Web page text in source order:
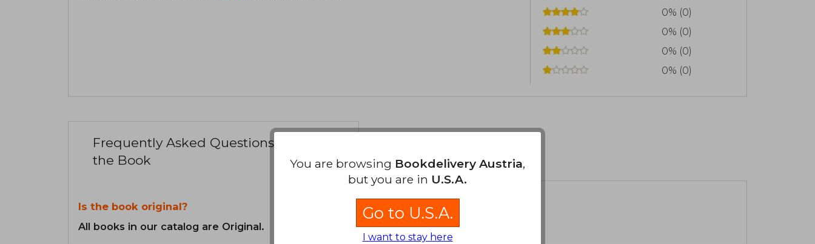
0% (0)
0% (0)
0% (0)
0% (0)
Frequently Asked Questions about
the Book
Is the book original?
All books in our catalog are Original.
You are browsing Bookdelivery Austria,
but you are in U.S.A.
Go to U.S.A.
I want to stay here